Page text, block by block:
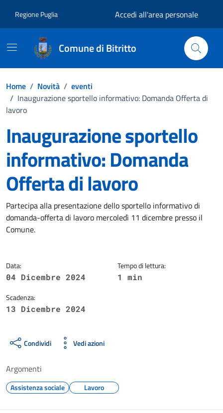
Regione Puglia Accedi all'area personale
Comune di Bitritto
Home / Novità / eventi
/ Inaugurazione sportello informativo: Domanda Offerta di
lavoro
Inaugurazione sportello
informativo: Domanda
Offerta di lavoro
Dettagli della notizia
Partecipa alla presentazione dello sportello informativo di
domanda-offerta di lavoro mercoledì 11 dicembre presso il
Comune.
Data:
04 Dicembre 2024
Scadenza:
13 Dicembre 2024
Tempo di lettura:
1 min
Condividi Vedi azioni
Argomenti
Assistenza sociale Lavoro